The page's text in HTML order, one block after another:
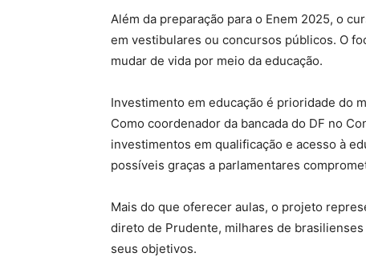
Além da preparação para o Enem 2025, o
em vestibulares ou concursos públicos. O
mudar de vida por meio da educação.
Investimento em educação é prioridade do
Como coordenador da bancada do DF no
investimentos em qualificação e acesso à
possíveis graças a parlamentares
Mais do que oferecer aulas, o projeto
direto de Prudente, milhares de
seus objetivos.